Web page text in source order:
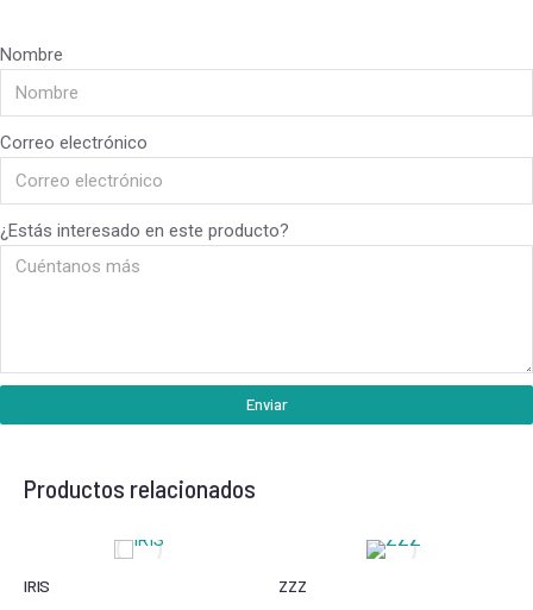
Nombre
Correo electrónico
¿Estás interesado en este producto?
Enviar
Productos relacionados
IRIS ZZZ